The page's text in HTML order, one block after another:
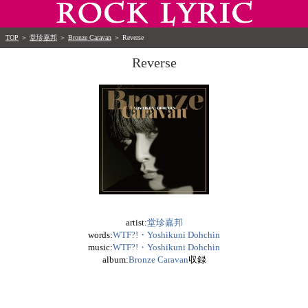
TOP ＞ 堂珍嘉邦 ＞ Bronze Caravan ＞ Reverse
Reverse
artist:堂珍嘉邦
words:WTF?!・Yoshikuni Dohchin
music:WTF?!・Yoshikuni Dohchin
album:Bronze Caravan収録